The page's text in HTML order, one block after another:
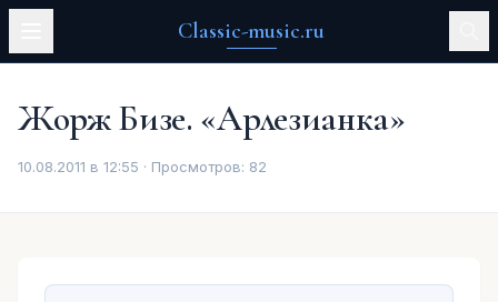
Classic-music.ru
Жорж Бизе. «Арлезианка»
10.08.2011 в 12:55 · Просмотров: 82